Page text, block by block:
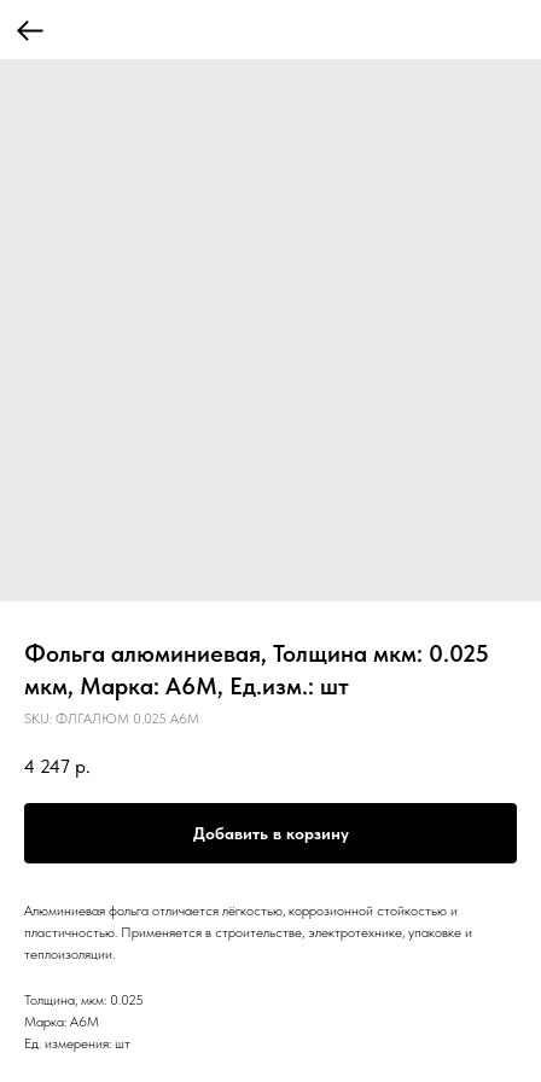
Фольга алюминиевая, Толщина мкм: 0.025
мкм, Марка: А6М, Ед.изм.: шт
SKU: ФЛГАЛЮМ 0.025 А6М
4 247 р.
Добавить в корзину
Алюминиевая фольга отличается лёгкостью, коррозионной стойкостью и
пластичностью. Применяется в строительстве, электротехнике, упаковке и
теплоизоляции.
Толщина, мкм: 0.025
Марка: А6М
Ед. измерения: шт